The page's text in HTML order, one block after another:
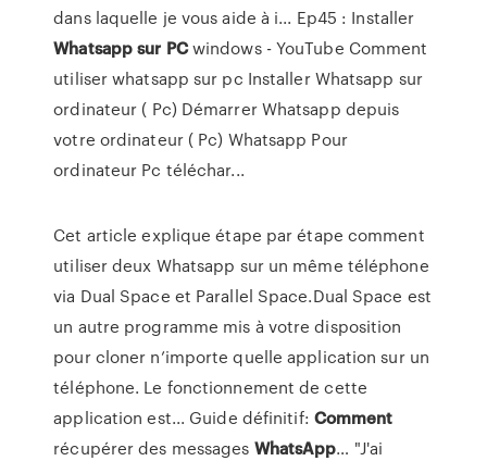
dans laquelle je vous aide à i... Ep45 : Installer
Whatsappsur PCwindows - YouTube Comment
utiliser whatsapp sur pc Installer Whatsapp sur
ordinateur ( Pc) Démarrer Whatsapp depuis
votre ordinateur ( Pc) Whatsapp Pour
ordinateur Pc téléchar...
Cet article explique étape par étape comment
utiliser deux Whatsapp sur un même téléphone
via Dual Space et Parallel Space.Dual Space est
un autre programme mis à votre disposition
pour cloner n’importe quelle application sur un
téléphone. Le fonctionnement de cette
application est... Guide définitif: Comment
récupérer des messages WhatsApp… "J'ai